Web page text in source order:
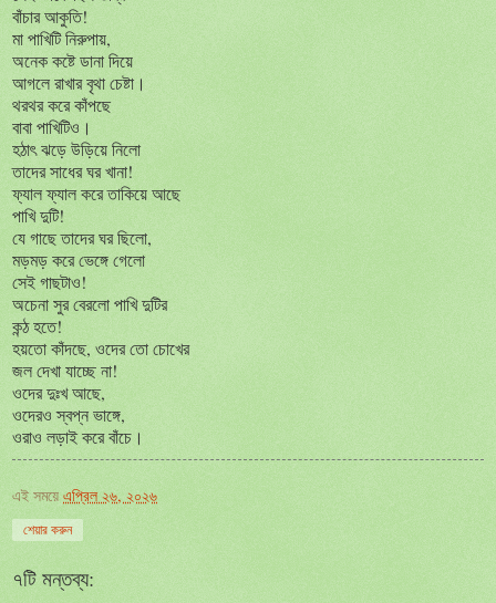
বাঁচার আকুতি!
মা পাখিটি নিরুপায়,
অনেক কষ্টে ডানা দিয়ে
আগলে রাখার বৃথা চেষ্টা।
থরথর করে কাঁপছে
বাবা পাখিটিও।
হঠাৎ ঝড়ে উড়িয়ে নিলো
তাদের সাধের ঘর খানা!
ফ্যাল ফ্যাল করে তাকিয়ে আছে
পাখি দুটি!
যে গাছে তাদের ঘর ছিলো,
মড়মড় করে ভেঙ্গে গেলো
সেই গাছটাও!
অচেনা সুর বেরলো পাখি দুটির
কন্ঠ হতে!
হয়তো কাঁদছে, ওদের তো চোখের
জল দেখা যাচ্ছে না!
ওদের দুঃখ আছে,
ওদেরও স্বপ্ন ভাঙ্গে,
ওরাও লড়াই করে বাঁচে।
এই সময়ে এপ্রিল ২৬, ২০২৬
শেয়ার করুন
৭টি মন্তব্য: